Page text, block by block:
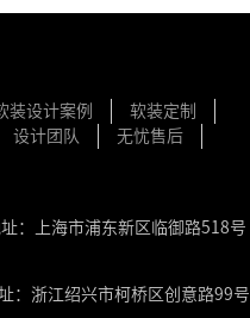
装设计案例
软装定制
设计团队
无忧售后
址：上海市浦东新区临御路518号
：浙江绍兴市柯桥区创意路99号